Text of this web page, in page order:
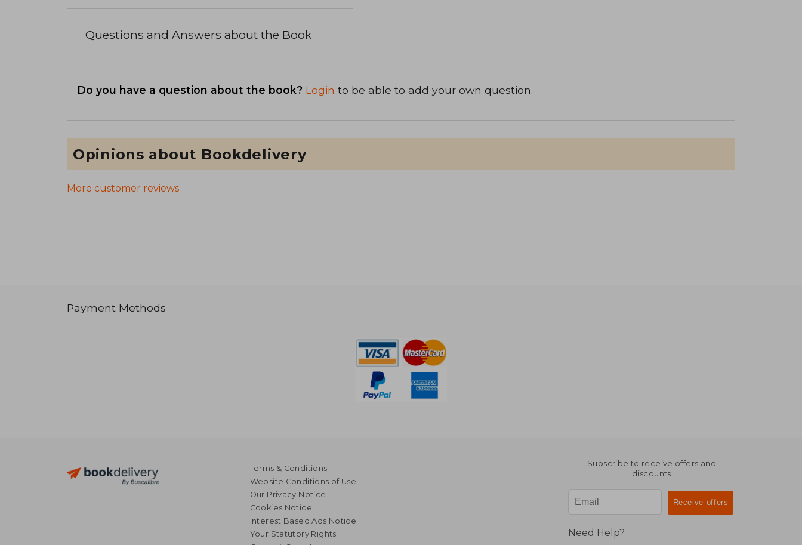
Questions and Answers about the Book
Do you have a question about the book? Login to be able to add your own question.
Opinions about Bookdelivery
More customer reviews
Payment Methods
Terms & Conditions
Website Conditions of Use
Our Privacy Notice
Cookies Notice
Interest Based Ads Notice
Your Statutory Rights
Subscribe to receive offers and
discounts
Need Help?